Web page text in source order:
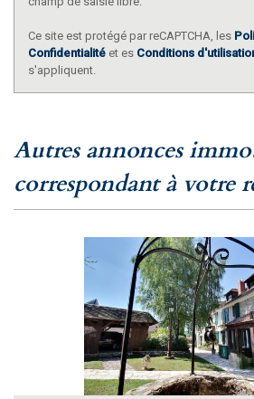
Ce site est protégé par reCAPTCHA, les
Confidentialité et es Conditions
s'appliquent.
autres annonces immobilières
correspondant à votre